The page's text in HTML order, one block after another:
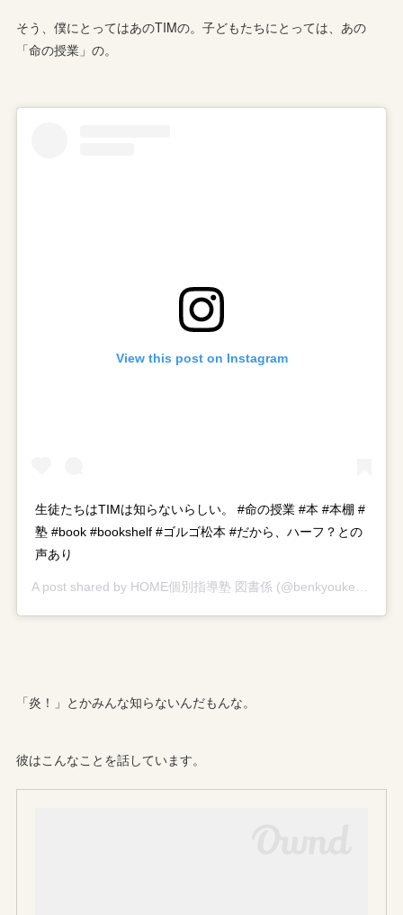
そう、僕にとってはあのTIMの。子どもたちにとっては、あの
「命の授業」の。
View this post on Instagram
生徒たちはTIMは知らないらしい。 #命の授業 #本 #本棚 #
塾 #book #bookshelf #ゴルゴ松本 #だから、ハーフ？との
声あり
A post shared by HOME個別指導塾 図書係 (@benkyouken) on
「炎！」とかみんな知らないんだもんな。
彼はこんなことを話しています。